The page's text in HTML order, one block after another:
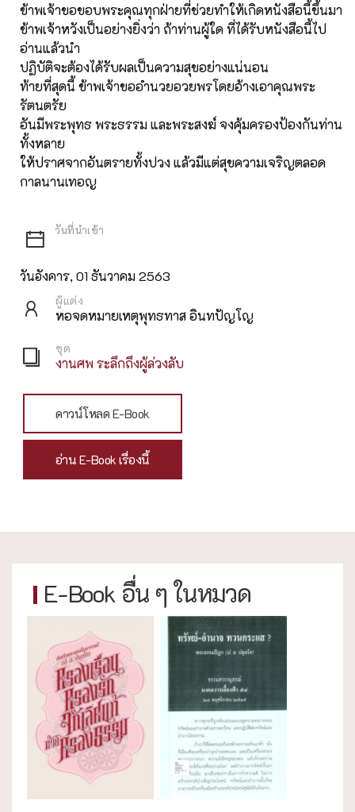
ข้าพเจ้าขอขอบพระคุณทุกฝ่ายที่ช่วยทำให้เกิดหนังสือนี้ขึ้นมา
ข้าพเจ้าหวังเป็นอย่างยิ่งว่า ถ้าท่านผู้ใด ที่ได้รับหนังสือนี้ไป
อ่านแล้วนำ
ปฏิบัติจะต้องได้รับผลเป็นความสุขอย่างแน่นอน
ท้ายที่สุดนี้ ข้าพเจ้าขออำนวยอวยพรโดยอ้างเอาคุณพระ
รัตนตรัย
อันมีพระพุทธ พระธรรม และพระสงฆ์ จงคุ้มครองป้องกันท่าน
ทั้งหลาย
ให้ปราศจากอันตรายทั้งปวง แล้วมีแต่สุขความเจริญตลอด
กาลนานเทอญ
วันอังคาร, 01 ธันวาคม 2563
ผู้แต่ง
หอจดหมายเหตุพุทธทาส อินทปัญโญ
ชุด
งานศพ ระลึกถึงผู้ล่วงลับ
ดาวน์โหลด E-Book
อ่าน E-Book เรื่องนี้
E-Book อื่น ๆ ในหมวด